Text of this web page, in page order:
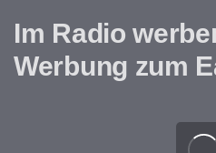
Im Radio
Werbung zum